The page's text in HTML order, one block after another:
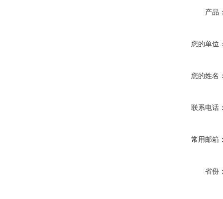
产品
您的单位
您的姓名
联系电话
常用邮箱
省份